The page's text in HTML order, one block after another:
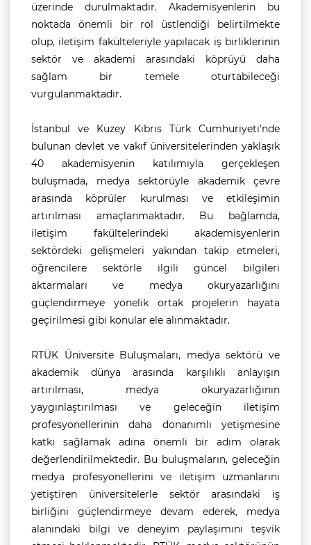
üzerinde durulmaktadır. Akademisyenlerin bu
noktada önemli bir rol üstlendiği belirtilmekte
olup, iletişim fakülteleriyle yapılacak iş birliklerinin
sektör ve akademi arasındaki köprüyü daha
sağlam bir temele oturtabileceği
vurgulanmaktadır.
İstanbul ve Kuzey Kıbrıs Türk Cumhuriyeti'nde
bulunan devlet ve vakıf üniversitelerinden yaklaşık
40 akademisyenin katılımıyla gerçekleşen
buluşmada, medya sektörüyle akademik çevre
arasında köprüler kurulması ve etkileşimin
artırılması amaçlanmaktadır. Bu bağlamda,
iletişim fakültelerindeki akademisyenlerin
sektördeki gelişmeleri yakından takip etmeleri,
öğrencilere sektörle ilgili güncel bilgileri
aktarmaları ve medya okuryazarlığını
güçlendirmeye yönelik ortak projelerin hayata
geçirilmesi gibi konular ele alınmaktadır.
RTÜK Üniversite Buluşmaları, medya sektörü ve
akademik dünya arasında karşılıklı anlayışın
artırılması, medya okuryazarlığının
yaygınlaştırılması ve geleceğin iletişim
profesyonellerinin daha donanımlı yetişmesine
katkı sağlamak adına önemli bir adım olarak
değerlendirilmektedir. Bu buluşmaların, geleceğin
medya profesyonellerini ve iletişim uzmanlarını
yetiştiren üniversitelerle sektör arasındaki iş
birliğini güçlendirmeye devam ederek, medya
alanındaki bilgi ve deneyim paylaşımını teşvik